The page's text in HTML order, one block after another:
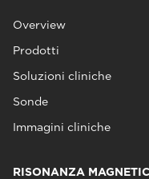
Overview
Prodotti
Soluzioni cliniche
Sonde
Immagini cliniche
RISONANZA